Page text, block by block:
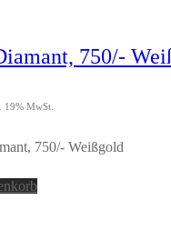
750/-
19% MwSt.
750/- Weißgold